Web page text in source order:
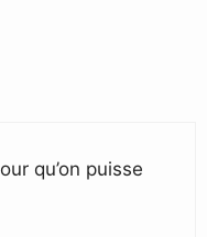
qu’on puisse